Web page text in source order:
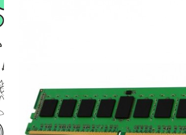
Модуль памяти Kingston KVR32N22S8/